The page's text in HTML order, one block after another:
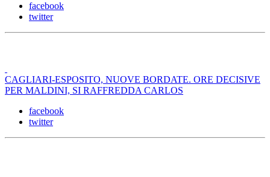
facebook
twitter
CAGLIARI-ESPOSITO, NUOVE BORDATE. ORE DECISIVE
PER MALDINI, SI RAFFREDDA CARLOS
facebook
twitter